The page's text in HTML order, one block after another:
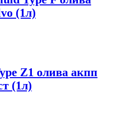
(1л)
Z1 олива акпп
(1л)